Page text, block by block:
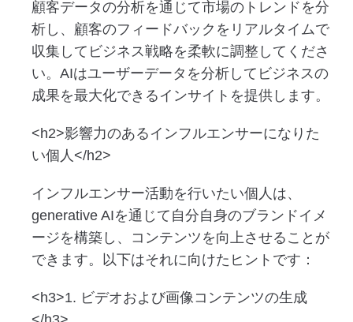
顧客データの分析を通じて市場のトレンドを分
析し、顧客のフィードバックをリアルタイムで
収集してビジネス戦略を柔軟に調整してくださ
い。AIはユーザーデータを分析してビジネスの
成果を最大化できるインサイトを提供します。
<h2>影響力のあるインフルエンサーになりた
い個人</h2>
インフルエンサー活動を行いたい個人は、
generative AIを通じて自分自身のブランドイメ
ージを構築し、コンテンツを向上させることが
できます。以下はそれに向けたヒントです：
<h3>1. ビデオおよび画像コンテンツの生成